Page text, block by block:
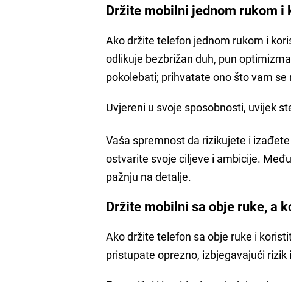
Držite mobilni jednom rukom
Ako držite telefon jednom rukom i
odlikuje bezbrižan duh, pun
pokolebati; prihvatate ono što vam
Uvjereni u svoje sposobnosti, uvijek
Vaša spremnost da rizikujete i
ostvarite svoje ciljeve i ambicije.
pažnju na detalje.
Držite mobilni sa obje ruke, a
Ako držite telefon sa obje ruke i
pristupate oprezno, izbjegavajući